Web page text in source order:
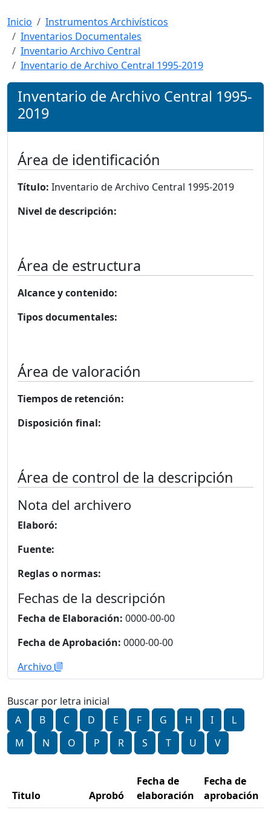
Inicio
Instrumentos Archivísticos
Inventarios Documentales
Inventario Archivo Central
Inventario de Archivo Central 1995-2019
Inventario de Archivo Central 1995-
2019
Área de identificación
Título: Inventario de Archivo Central 1995-2019
Nivel de descripción:
Área de estructura
Alcance y contenido:
Tipos documentales:
Área de valoración
Tiempos de retención:
Disposición final:
Área de control de la descripción
Nota del archivero
Elaboró:
Fuente:
Reglas o normas:
Fechas de la descripción
Fecha de Elaboración: 0000-00-00
Fecha de Aprobación: 0000-00-00
Archivo
Buscar por letra inicial
A
B C D E F G H I
L
M
N O P R S T U V
Titulo Aprobó
Fecha de
elaboración
Fecha de
aprobación